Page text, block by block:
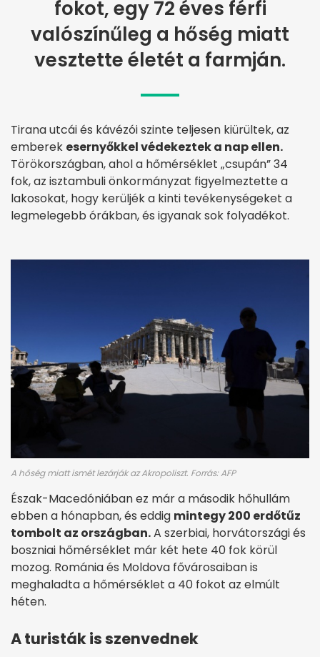
fokot, egy 72 éves férfi
valószínűleg a hőség miatt
vesztette életét a farmján.
Tirana utcái és kávézói szinte teljesen kiürültek, az
emberek esernyőkkel védekeztek a nap ellen.
Törökországban, ahol a hőmérséklet „csupán” 34
fok, az isztambuli önkormányzat figyelmeztette a
lakosokat, hogy kerüljék a kinti tevékenységeket a
legmelegebb órákban, és igyanak sok folyadékot.
A hőség miatt ismét lezárják az Akropoliszt. Forrás: AFP
Észak-Macedóniában ez már a második hőhullám
ebben a hónapban, és eddig mintegy 200 erdőtűz
tombolt az országban.A szerbiai, horvátországi és
boszniai hőmérséklet már két hete 40 fok körül
mozog. Románia és Moldova fővárosaiban is
meghaladta a hőmérséklet a 40 fokot az elmúlt
héten.
A turisták is szenvednek